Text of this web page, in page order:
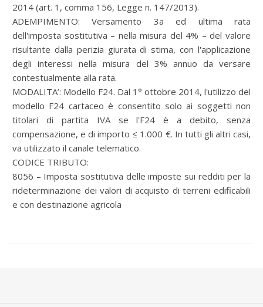
2014 (art. 1, comma 156, Legge n. 147/2013).
ADEMPIMENTO: Versamento 3a ed ultima rata
dell'imposta sostitutiva – nella misura del 4% – del valore
risultante dalla perizia giurata di stima, con l'applicazione
degli interessi nella misura del 3% annuo da versare
contestualmente alla rata.
MODALITA’: Modello F24. Dal 1° ottobre 2014, l'utilizzo del
modello F24 cartaceo è consentito solo ai soggetti non
titolari di partita IVA se l'F24 è a debito, senza
compensazione, e di importo ≤ 1.000 €. In tutti gli altri casi,
va utilizzato il canale telematico.
CODICE TRIBUTO:
8056 – Imposta sostitutiva delle imposte sui redditi per la
rideterminazione dei valori di acquisto di terreni edificabili
e con destinazione agricola